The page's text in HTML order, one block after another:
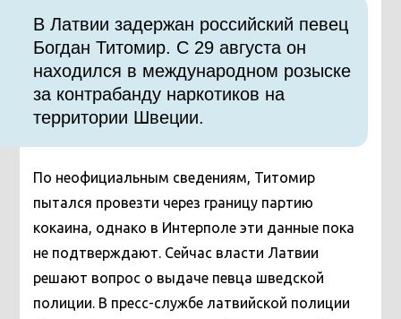
В Латвии задержан российский певец
Богдан Титомир. С 29 августа он
находился в международном розыске
за контрабанду наркотиков на
территории Швеции.
По неофициальным сведениям, Титомир
пытался провезти через границу партию
кокаина, однако в Интерполе эти данные пока
не подтверждают. Сейчас власти Латвии
решают вопрос о выдаче певца шведской
полиции. В пресс-службе латвийской полиции